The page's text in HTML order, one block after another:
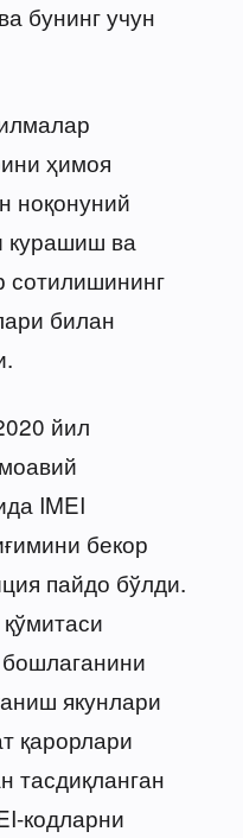
бунинг учун
ҳимоя
ноқонуний
курашиш ва
сотилишининг
билан
йил
IMEI
бекор
пайдо бўлди.
якунлари
қарорлари
кодларни